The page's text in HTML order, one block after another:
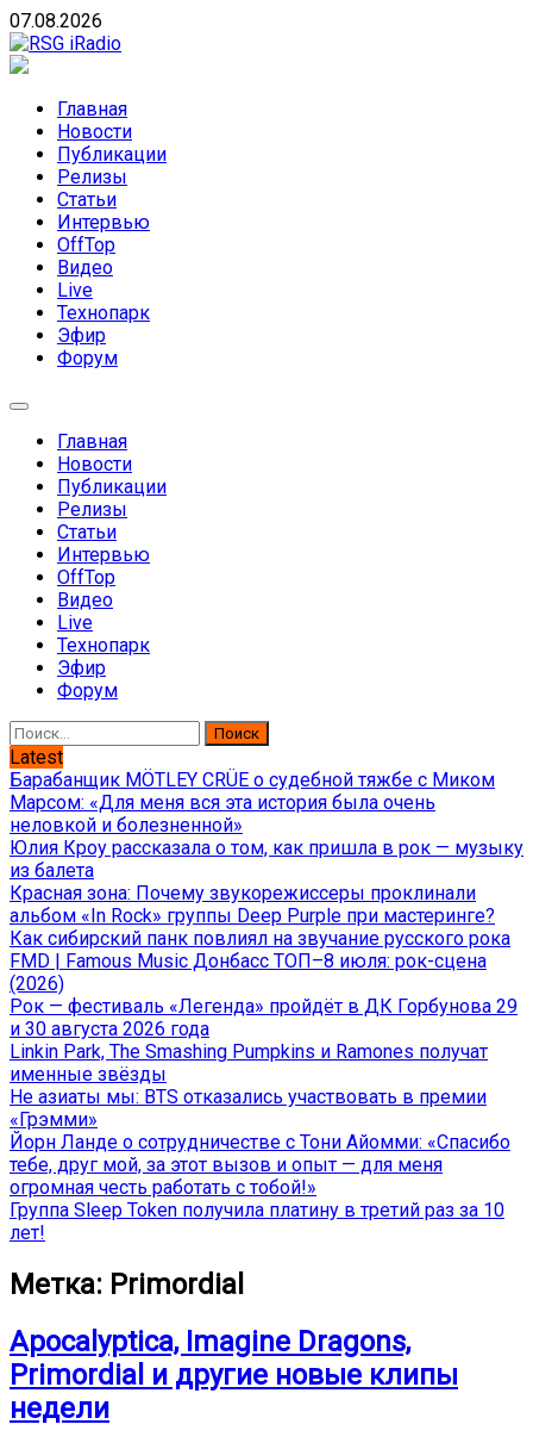
Skip
to
content
07.08.2026
направлений без возрастных ограничений
Главная
Новости
Публикации
Релизы
Статьи
Интервью
OffTop
Видео
Live
Технопарк
Эфир
Форум
Главная
Новости
Публикации
Релизы
Статьи
Интервью
OffTop
Видео
Live
Технопарк
Эфир
Форум
Найти:
Latest
Барабанщик MÖTLEY CRÜE о судебной тяжбе с Миком
Марсом: «Для меня вся эта история была очень
неловкой и болезненной»
Юлия Кроу рассказала о том, как пришла в рок — музыку
из балета
Красная зона: Почему звукорежиссеры проклинали
альбом «In Rock» группы Deep Purple при мастеринге?
Как сибирский панк повлиял на звучание русского рока
FMD | Famous Music Донбасс ТОП–8 июля: рок-сцена
(2026)
Рок — фестиваль «Легенда» пройдёт в ДК Горбунова 29
и 30 августа 2026 года
Linkin Park, The Smashing Pumpkins и Ramones получат
именные звёзды
Не азиаты мы: BTS отказались участвовать в премии
«Грэмми»
Йорн Ланде о сотрудничестве с Тони Айомми: «Спасибо
тебе, друг мой, за этот вызов и опыт — для меня
огромная честь работать с тобой!»
Группа Sleep Token получила платину в третий раз за 10
лет!
Метка: Primordial
Apocalyptica, Imagine Dragons,
Primordial и другие новые клипы
недели